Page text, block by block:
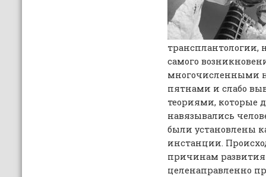
трансплантологии,
самого
многочисленными
пятнами и слабо
теориями, которые
навязывались
были установлены
инстанции.
причинам
целенаправленно